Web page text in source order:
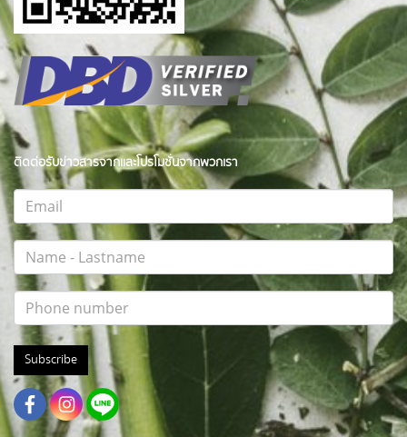
ติดต่อรับข่าวสารจากและโปรโมชั่นจากพวกเรา
Subscribe